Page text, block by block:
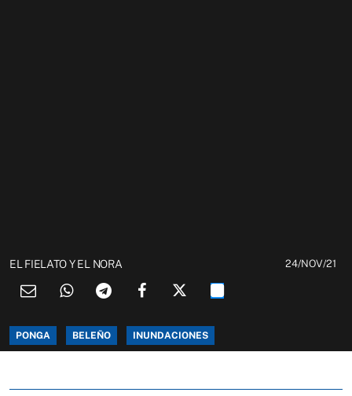
EL FIELATO Y EL NORA 24/NOV/21
PONGA BELEÑO INUNDACIONES